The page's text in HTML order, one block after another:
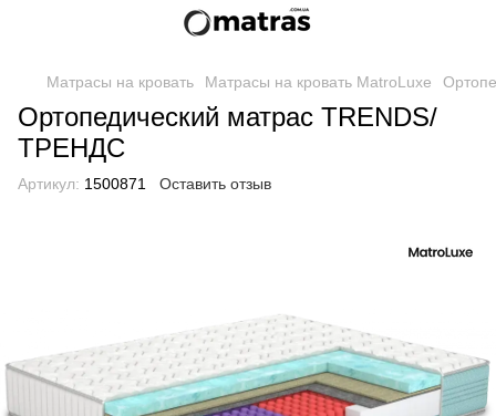
Матрасы на кровать Матрасы на кровать MatroLuxe
Ортопедический матрас TRENDS/
ТРЕНДС
Артикул: 1500871 Оставить отзыв